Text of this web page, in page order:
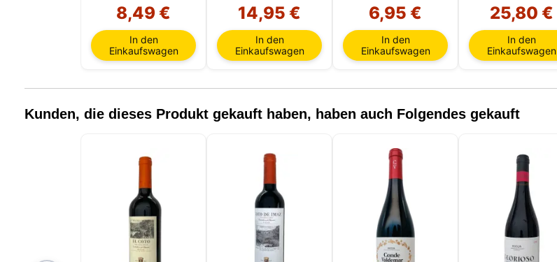
8,49 €
In den
Einkaufswagen
14,95 €
In den
Einkaufswagen
6,95 €
In den
Einkaufswagen
25,80 €
In den
Einkaufswagen
Kunden, die dieses Produkt gekauft haben, haben auch Folgendes gekauft